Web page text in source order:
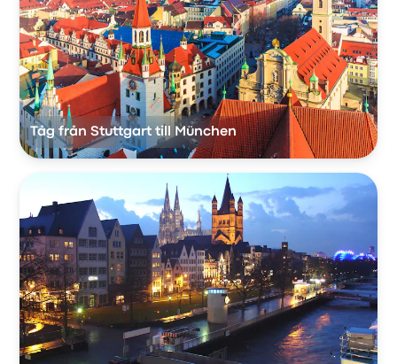
Tåg från Stuttgart till München